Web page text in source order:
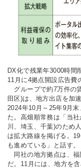
DX化で残業年3000時間
11月に4拠点開設広告費
グループで約7万件の
田区)は、地方出店を加
2024年10月～25年9月
た。高畑順常務は「当
川、埼玉、千葉)のため
は拡大路線を掲げる。
も進めている」と話す。
同社の地方拠点は、福
だ。11月には、地方を